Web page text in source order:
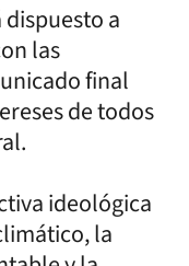
a
las
final
de todos
ideológica
la